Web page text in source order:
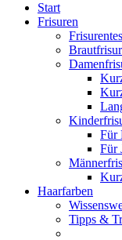
Start
Frisuren
Für
Für
Haarfarben
Tipps &